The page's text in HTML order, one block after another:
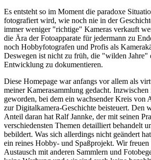
Es entsteht so im Moment die paradoxe
fotografiert wird, wie noch nie in der
immer weniger "richtige" Kameras verkauft
die Ära der Fotoapparate für jedermann zu
noch Hobbyfotografen und Profis als
Deswegen ist nicht zu früh, die "wilden Jahre"
Entwicklung zu dokumentieren.
Diese Homepage war anfangs vor allem als
meiner Kamerasammlung gedacht. Inzwischen
geworden, bei dem ein wachsender Kreis von
zur Digitalkamera-Geschichte beisteuert. Den
Anteil daran hat Ralf Jannke, der mit seinen
verschiedensten Themen detailliert behandelt
bebildert. Was sich allerdings nicht geändert
ein reines Hobby- und Spaßprojekt. Wir freuen
Austausch mit anderen Sammlern und